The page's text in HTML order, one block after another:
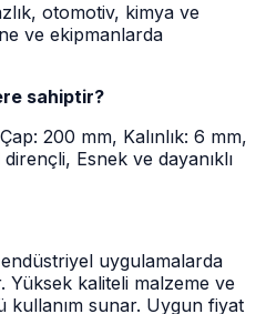
otomotiv, kimya ve
ve ekipmanlarda
sahiptir?
200 mm, Kalınlık: 6 mm,
Esnek ve dayanıklı
uygulamalarda
Yüksek kaliteli malzeme ve
kullanım sunar. Uygun fiyat